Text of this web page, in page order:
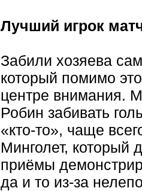
Лучший игрок
Забили хозяева
который помимо
центре внимания.
Робин забивать
«кто-то», чаще
Минголет, который
приёмы
да и то из-за